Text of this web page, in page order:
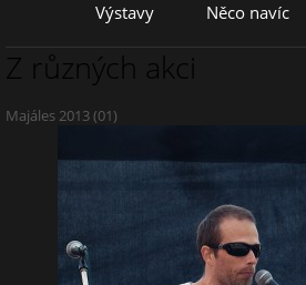
Výstavy Něco navíc
Z různých akci
Majáles 2013 (01)